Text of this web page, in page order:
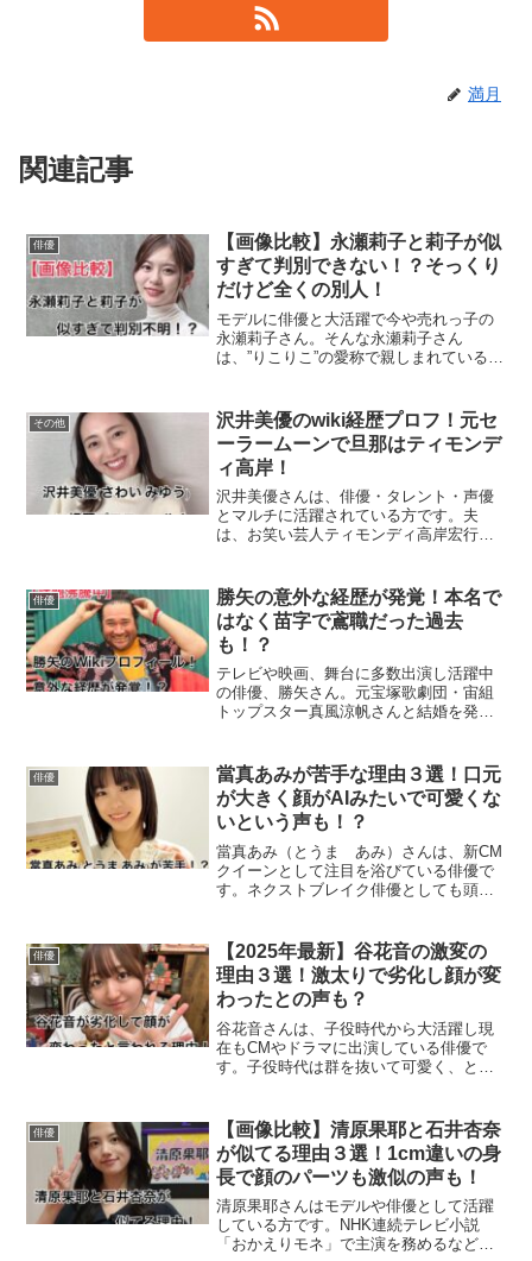
満月
関連記事
俳優
【画像比較】永瀬莉子と莉子が似
すぎて判別できない！？そっくり
だけど全くの別人！
モデルに俳優と大活躍で今や売れっ子の
永瀬莉子さん。そんな永瀬莉子さん
は、”りこりこ”の愛称で親しまれているモ
だけ似ているか画像比較で検証していき
ます。永瀬莉子と莉子はそ...
その他
沢井美優のwiki経歴プロフ！元セ
ーラームーンで旦那はティモンデ
ィ高岸！
沢井美優さんは、俳優・タレント・声優
とマルチに活躍されている方です。夫
は、お笑い芸人ティモンディ高岸宏行さ
のwiki経歴プロフィールについて調べてま
とめました。沢井美優...
俳優
勝矢の意外な経歴が発覚！本名で
はなく苗字で鳶職だった過去
も！？
テレビや映画、舞台に多数出演し活躍中
の俳優、勝矢さん。元宝塚歌劇団・宙組
トップスター真風涼帆さんと結婚を発表
べてまとめました。勝矢のwikiプロフィー
ルInstagra...
俳優
當真あみが苦手な理由３選！口元
が大きく顔がAIみたいで可愛くな
いという声も！？
當真あみ（とうま あみ）さんは、新CM
クイーンとして注目を浴びている俳優で
す。ネクストブレイク俳優としても頭角
が苦手という声があるようです。今回
は、なぜ苦手意識を持た...
俳優
【2025年最新】谷花音の激変の
理由３選！激太りで劣化し顔が変
わったとの声も？
谷花音さんは、子役時代から大活躍し現
在もCMやドラマに出演している俳優で
す。子役時代は群を抜いて可愛く、とて
由について調べてまとめました。谷花音
が劣化して顔が変わった？...
俳優
【画像比較】清原果耶と石井杏奈
が似てる理由３選！1cm違いの身
長で顔のパーツも激似の声も！
清原果耶さんはモデルや俳優として活躍
している方です。NHK連続テレビ小説
「おかえりモネ」で主演を務めるなど、